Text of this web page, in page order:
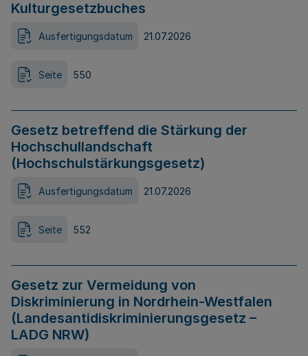
Kulturgesetzbuches
Ausfertigungsdatum 21.07.2026
Seite 550
Gesetz betreffend die Stärkung der
Hochschullandschaft
(Hochschulstärkungsgesetz)
Ausfertigungsdatum 21.07.2026
Seite 552
Gesetz zur Vermeidung von
Diskriminierung in Nordrhein-Westfalen
(Landesantidiskriminierungsgesetz –
LADG NRW)